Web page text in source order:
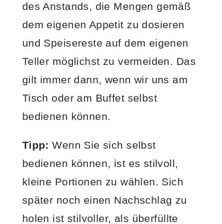
des Anstands, die Mengen gemäß
dem eigenen Appetit zu dosieren
und Speisereste auf dem eigenen
Teller möglichst zu vermeiden. Das
gilt immer dann, wenn wir uns am
Tisch oder am Buffet selbst
bedienen können.
Tipp: Wenn Sie sich selbst
bedienen können, ist es stilvoll,
kleine Portionen zu wählen. Sich
später noch einen Nachschlag zu
holen ist stilvoller, als überfüllte